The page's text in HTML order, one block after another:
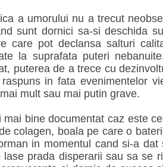
a umorului nu a trecut
sunt dornici sa-si deschida
care pot declansa salturi
la suprafata puteri
puterea de a trece cu
in fata evenimentelor
mult sau mai putin grave.
mai bine documentat caz este
colagen, boala pe care o
in momentul cand si-a
lase prada disperarii sau sa se